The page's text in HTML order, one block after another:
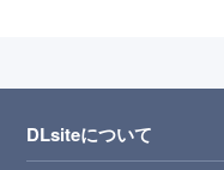
DLsiteについて